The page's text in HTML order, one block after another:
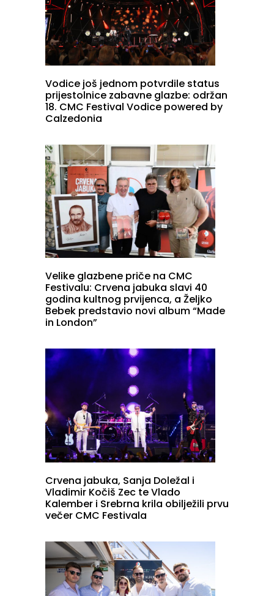
Vodice još jednom potvrdile status
prijestolnice zabavne glazbe: održan
18. CMC Festival Vodice powered by
Calzedonia
Velike glazbene priče na CMC
Festivalu: Crvena jabuka slavi 40
godina kultnog prvijenca, a Željko
Bebek predstavio novi album “Made
in London”
Crvena jabuka, Sanja Doležal i
Vladimir Kočiš Zec te Vlado
Kalember i Srebrna krila obilježili prvu
večer CMC Festivala